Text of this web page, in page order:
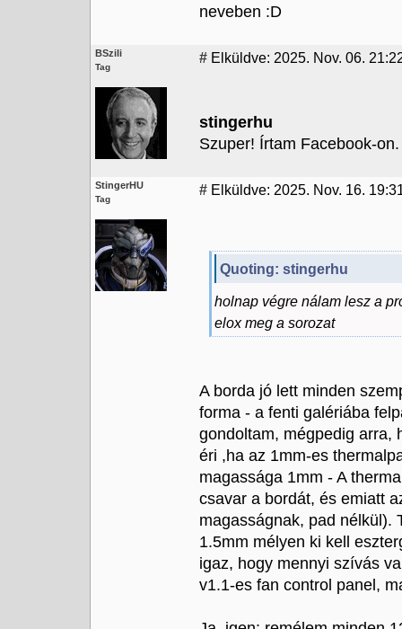
neveben :D
BSzili
Tag
# Elküldve: 2025. Nov. 06.
stingerhu
Szuper! Írtam Facebook-on.
StingerHU
Tag
# Elküldve: 2025. Nov. 16.
Quoting: stingerhu
holnap végre nálam lesz a
elox meg a sorozat
A borda jó lett minden
forma - a fenti galériába
gondoltam, mégpedig arra,
éri ,ha az 1mm-es
magassága 1mm - A
csavar a bordát, és emiatt
magasságnak, pad nélkül).
1.5mm mélyen ki kell
igaz, hogy mennyi szívás
v1.1-es fan control panel,